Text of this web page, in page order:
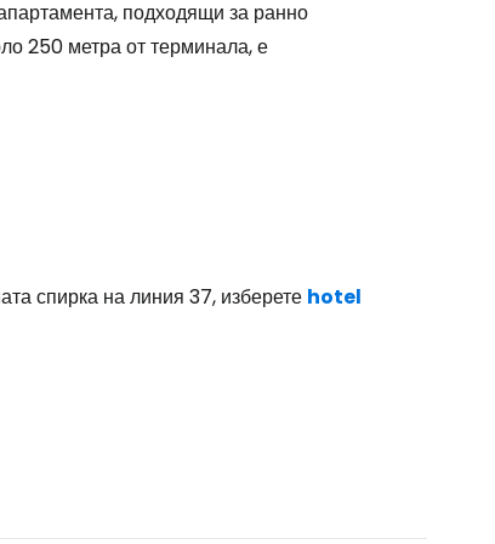
подходящи за ранно
250 метра от терминала, е
спирка на линия 37, изберете hotel
с Google
с Facebook